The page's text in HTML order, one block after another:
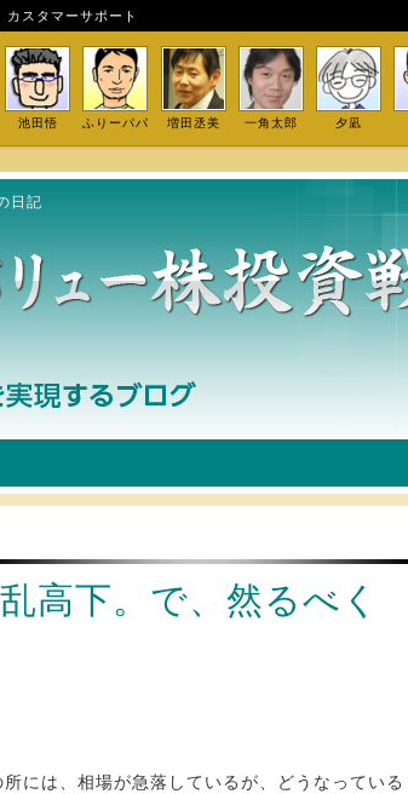
カスタマーサポート
池田悟 ふりーパパ 増田丞美 一角太郎 夕凪
日記
高下。で、然るべく
には、相場が急落しているが、どうなっている